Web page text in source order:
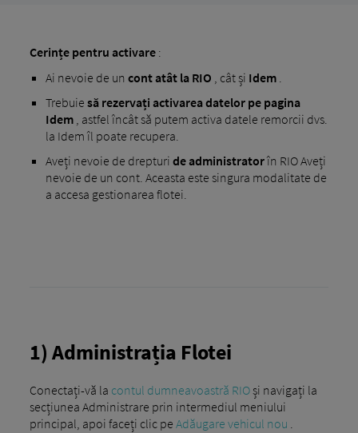
Cerințe pentru activare:
Ai nevoie de un contatât la RIO , cât și Idem.
Trebuie să rezervați activarea datelor pe pagina
Idem, astfel încât să putem activa datele remorcii dvs.
la Idem îl poate recupera.
Aveți nevoie de drepturi de administratorîn RIO Aveți
nevoie de un cont. Aceasta este singura modalitate de
a accesa gestionarea flotei.
1) Administrația Flotei
Conectați-vă la contul dumneavoastră RIOși navigați la
secțiunea Administrare prin intermediul meniului
principal, apoi faceți clic pe Adăugare vehicul nou .